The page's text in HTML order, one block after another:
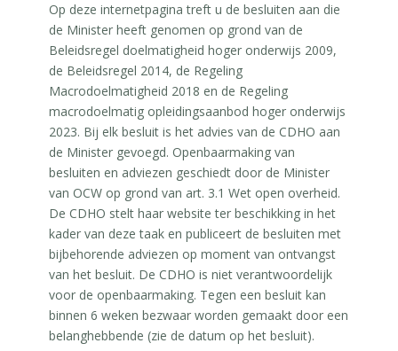
Op deze internetpagina treft u de besluiten aan die
de Minister heeft genomen op grond van de
Beleidsregel doelmatigheid hoger onderwijs 2009,
de Beleidsregel 2014, de Regeling
Macrodoelmatigheid 2018 en de Regeling
macrodoelmatig opleidingsaanbod hoger onderwijs
2023. Bij elk besluit is het advies van de CDHO aan
de Minister gevoegd. Openbaarmaking van
besluiten en adviezen geschiedt door de Minister
van OCW op grond van art. 3.1 Wet open overheid.
De CDHO stelt haar website ter beschikking in het
kader van deze taak en publiceert de besluiten met
bijbehorende adviezen op moment van ontvangst
van het besluit. De CDHO is niet verantwoordelijk
voor de openbaarmaking. Tegen een besluit kan
binnen 6 weken bezwaar worden gemaakt door een
belanghebbende (zie de datum op het besluit).